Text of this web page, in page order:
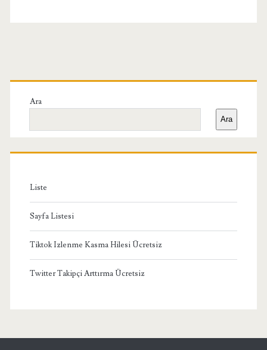
Birincil
Yan
Menü
Ara
Ara
Liste
Sayfa Listesi
Tiktok Izlenme Kasma Hilesi Ücretsiz
Twitter Takipçi Arttırma Ücretsiz